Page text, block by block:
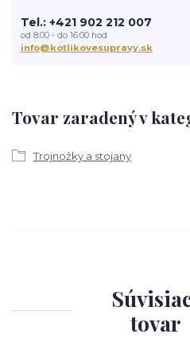
Tovar zaradený v
Trojnožky a stojany
Tel.: +421 902 212 007
od 8:00 - do 16:00 hod
info@kotlikovesupravy.sk
tovar